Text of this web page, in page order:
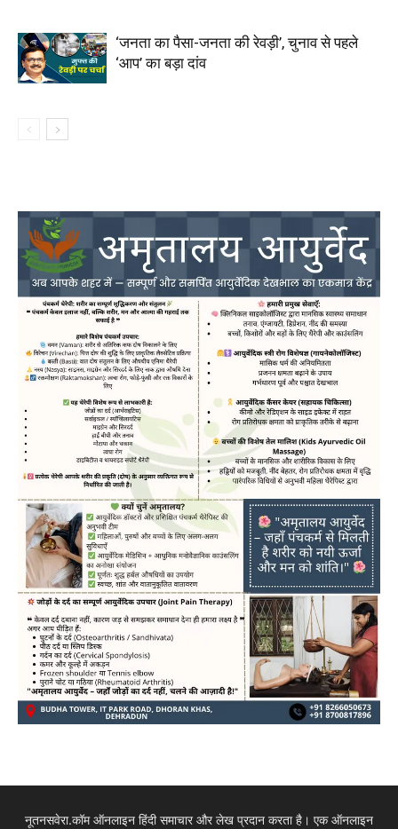
‘जनता का पैसा-जनता की रेवड़ी’, चुनाव से पहले
‘आप’ का बड़ा दांव
नूतनसवेरा.कॉम ऑनलाइन हिंदी समाचार और लेख प्रदान करता है। एक ऑनलाइन